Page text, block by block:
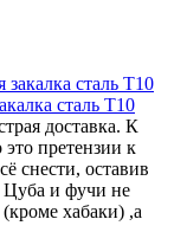
сталь T10
доставка. К
претензии к
снести, оставив
Цуба и фучи не
хабаки) ,а